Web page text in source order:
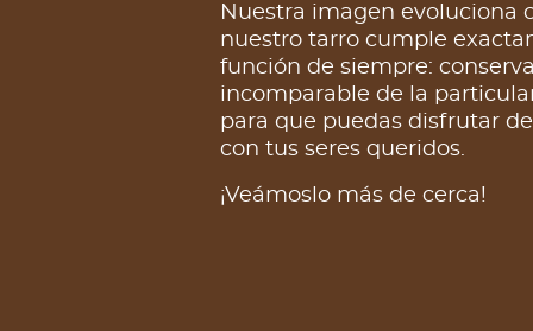
Nuestra imagen evoluciona
nuestro tarro cumple
función de siempre:
incomparable de la
para que puedas disfrutar
con tus seres queridos.
¡Veámoslo más de cerca!